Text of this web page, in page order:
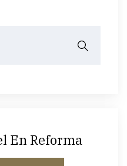
En Reforma